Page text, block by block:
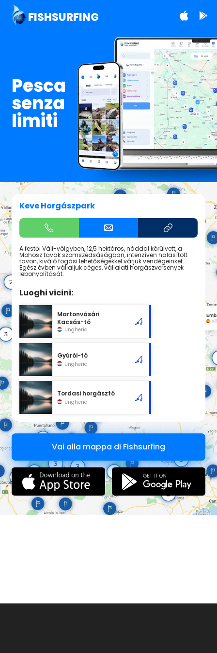
FISHSURFING
Pesca
senza
limiti
Keve Horgászpark
A festői Váli-völgyben, 12,5 hektáros, náddal körülvett, a
Mohosz tavak szomszédsáságban, intenzíven halasított
tavon, kiváló fogási lehetőségekkel várjuk vendégeinket.
Egész évben vállaljuk céges, vállalati horgászversenyek
lebonyolítását.
Luoghi vicini:
Martonvásári
Kacsás-tó
Ungheria
Gyúrói-tó
Ungheria
Tordasi horgásztó
Ungheria
Vai alla mappa di Fishsurfing